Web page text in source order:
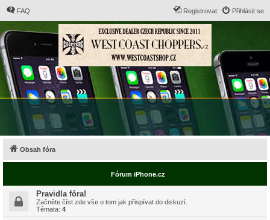
FAQ Přihlásit se
Registrovat
Obsah fóra
Fórum iPhone.cz
Pravidla fóra!
Začněte číst zde vše o tom jak přispívat do diskuzí.
Témata: 4